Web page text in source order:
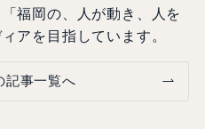
福岡の、人が動き、人を
アを目指しています。
記事一覧へ